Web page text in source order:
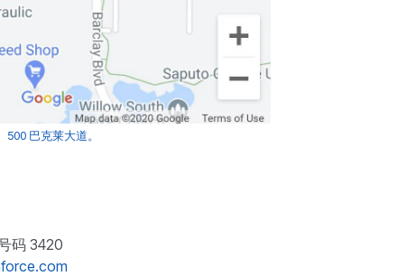
巴克莱大道。
码 3420